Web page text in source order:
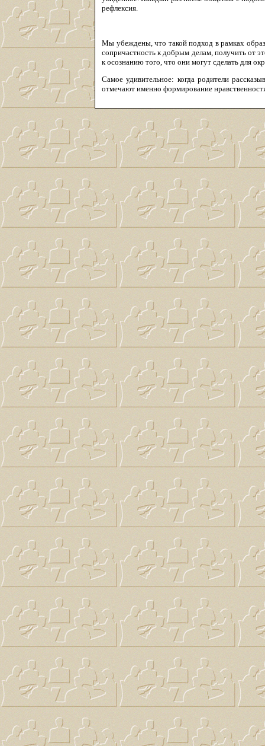
рефлексия.
Мы убеждены, что такой подход в рамках
сопричастность к добрым делам, получить от
к осознанию того, что они могут сделать для
Самое удивительное: когда родители
отмечают именно формирование